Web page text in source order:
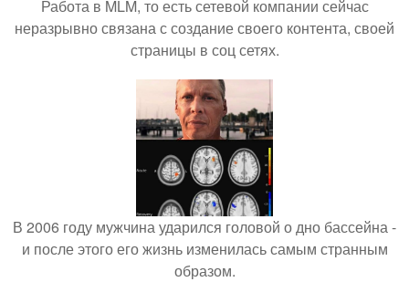
Работа в MLM, то есть сетевой компании сейчас
неразрывно связана с создание своего контента, своей
страницы в соц сетях.
В 2006 году мужчина ударился головой о дно бассейна -
и после этого его жизнь изменилась самым странным
образом.